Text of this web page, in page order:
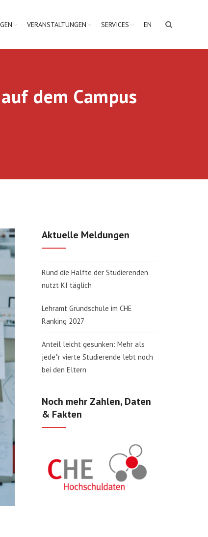
VERANSTALTUNGEN SERVICES EN
dem Campus
Aktuelle Meldungen
Rund die Hälfte der Studierenden
nutzt KI täglich
Lehramt Grundschule im CHE
Ranking 2027
Anteil leicht gesunken: Mehr als
jede*r vierte Studierende lebt noch
bei den Eltern
Noch mehr Zahlen, Daten
& Fakten